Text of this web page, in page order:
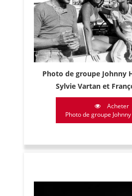
Photo de groupe Johnny
Sylvie Vartan et
Acheter
Photo de groupe